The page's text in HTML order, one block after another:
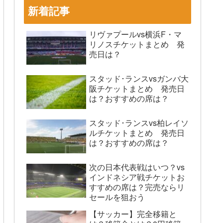
新着記事
リヴァプールvs横浜F・マ
リノスチケットまとめ 発
売日は？
スタッド･ランスvsガンバ大
阪チケットまとめ 発売日
は？おすすめの席は？
スタッド･ランスvs柏レイソ
ルチケットまとめ 発売日
は？おすすめの席は？
次の日本代表戦はいつ？vs
インドネシア戦チケットお
すすめの席は？完売ならリ
セールを狙おう
【サッカー】完全移籍と